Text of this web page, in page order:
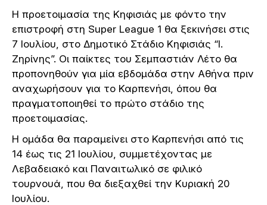
Η προετοιμασία της Κηφισιάς με φόντο την
επιστροφή στη Super League 1 θα ξεκινήσει στις
7 Ιουλίου, στο Δημοτικό Στάδιο Κηφισιάς “Ι.
Ζηρίνης”. Οι παίκτες του Σεμπαστιάν Λέτο θα
προπονηθούν για μία εβδομάδα στην Αθήνα πριν
αναχωρήσουν για το Καρπενήσι, όπου θα
πραγματοποιηθεί το πρώτο στάδιο της
προετοιμασίας.
Η ομάδα θα παραμείνει στο Καρπενήσι από τις
14 έως τις 21 Ιουλίου, συμμετέχοντας με
Λεβαδειακό και Παναιτωλικό σε φιλικό
τουρνουά, που θα διεξαχθεί την Κυριακή 20
Ιουλίου.